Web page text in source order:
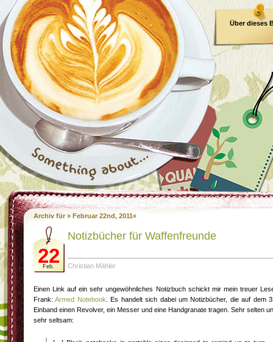
Über dieses
Archiv für » Februar 22nd, 2011«
22
Feb.
Notizbücher für Waffenfreunde
Christian Mähler
Einen Link auf ein sehr ungewöhnliches Notizbuch schickt mir mein treuer
Frank:Armed Notebook . Es handelt sich dabei um Notizbücher, die auf dem
Einband einen Revolver, ein Messer und eine Handgranate tragen. Sehr selten
sehr seltsam: